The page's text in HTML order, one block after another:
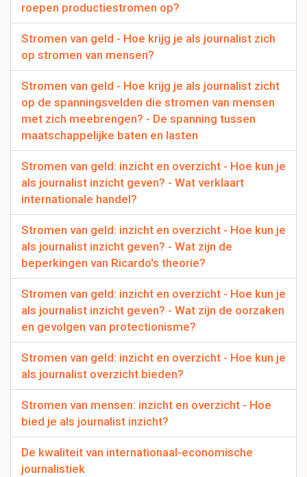
roepen productiestromen op?
Stromen van geld - Hoe krijg je als journalist zich
op stromen van mensen?
Stromen van geld - Hoe krijg je als journalist zicht
op de spanningsvelden die stromen van mensen
met zich meebrengen? - De spanning tussen
maatschappelijke baten en lasten
Stromen van geld: inzicht en overzicht - Hoe kun je
als journalist inzicht geven? - Wat verklaart
internationale handel?
Stromen van geld: inzicht en overzicht - Hoe kun je
als journalist inzicht geven? - Wat zijn de
beperkingen van Ricardo's theorie?
Stromen van geld: inzicht en overzicht - Hoe kun je
als journalist inzicht geven? - Wat zijn de oorzaken
en gevolgen van protectionisme?
Stromen van geld: inzicht en overzicht - Hoe kun je
als journalist overzicht bieden?
Stromen van mensen: inzicht en overzicht - Hoe
bied je als journalist inzicht?
De kwaliteit van internationaal-economische
journalistiek